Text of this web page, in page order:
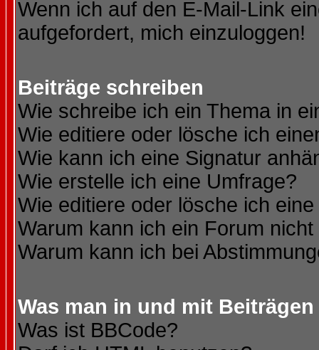
Wenn ich auf den E-Mail-Link
aufgefordert, mich einzuloggen!
Beiträge schreiben
Wie schreibe ich ein Thema in
Wie editiere oder lösche ich
Wie kann ich eine Signatur
Wie erstelle ich eine Umfrage?
Wie editiere oder lösche ich
Warum kann ich ein Forum
Warum kann ich bei
Was man in und mit
Was ist BBCode?